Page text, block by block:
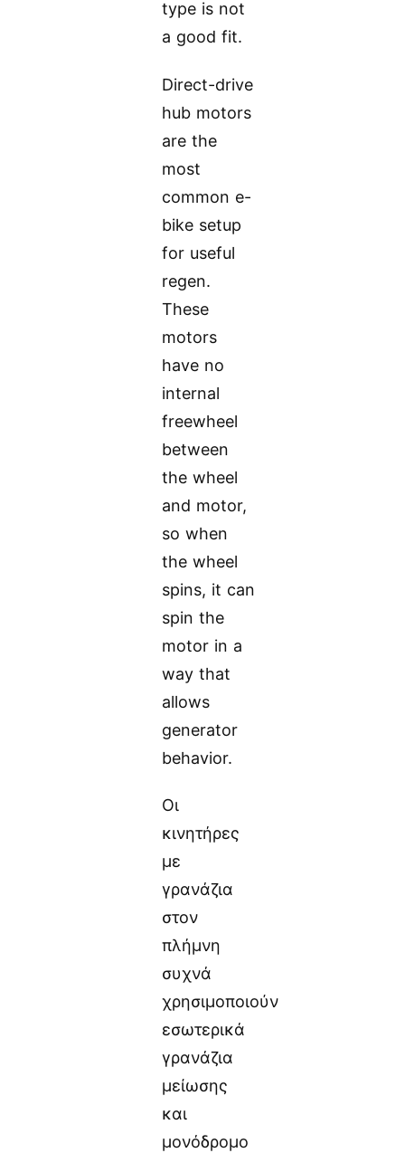
type is not
a good fit.
Direct-drive
hub motors
are the
most
common e-
bike setup
for useful
regen.
These
motors
have no
internal
freewheel
between
the wheel
and motor,
so when
the wheel
spins, it can
spin the
motor in a
way that
allows
generator
behavior.
Οι
κινητήρες
με
γρανάζια
στον
πλήμνη
συχνά
χρησιμοποιούν
εσωτερικά
γρανάζια
μείωσης
και
μονόδρομο